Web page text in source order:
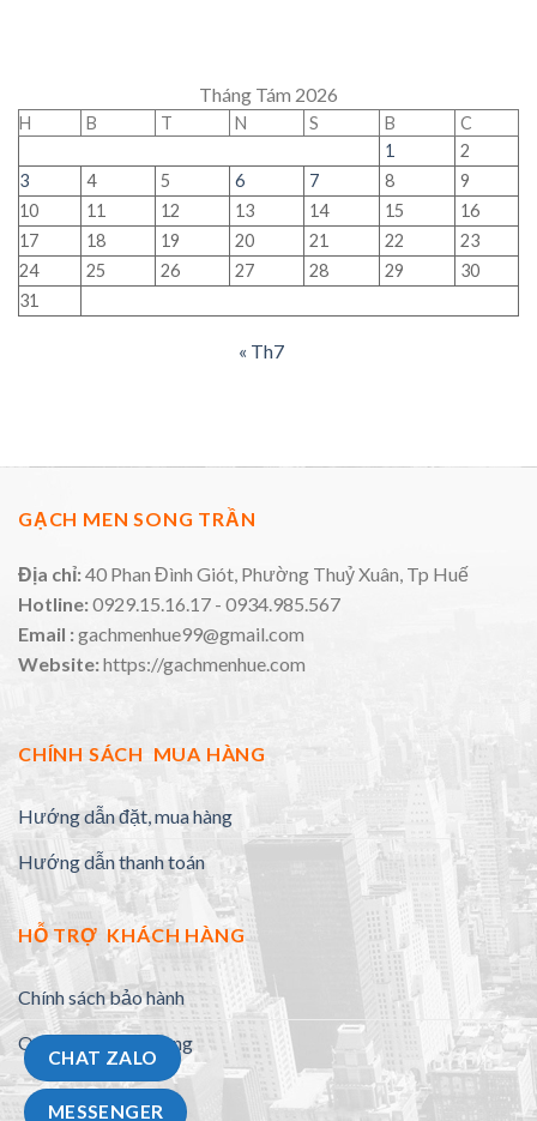
Tháng Tám 2026
H B T N S B
C
1
2
3
4 5 6 7 8
9
10
11 12 13 14 15
16
17
18 19 20 21 22
23
24
25 26 27 28 29
30
31
« Th7
GẠCH MEN SONG TRẦN
Địa chỉ:40 Phan Đình Giót, Phường Thuỷ Xuân, Tp Huế
Hotline:0929.15.16.17 - 0934.985.567
Email :gachmenhue99@gmail.com
Website:https://gachmenhue.com
CHÍNH SÁCH MUA HÀNG
Hướng dẫn đặt, mua hàng
Hướng dẫn thanh toán
HỖ TRỢ KHÁCH HÀNG
Chính sách bảo hành
Quy định đổi trả hàng
CHAT ZALO
MESSENGER